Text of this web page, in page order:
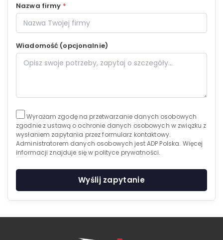
Nazwa firmy *
Wiadomość (opcjonalnie)
Wyrażam zgodę na przetwarzanie danych osobowych
zgodnie z ustawą o ochronie danych osobowych w związku z
wysłaniem zapytania przez formularz kontaktowy.
Administratorem danych osobowych jest ADP Polska. Więcej
informacji znajduje się w polityce prywatności.
Wyślij zapytanie